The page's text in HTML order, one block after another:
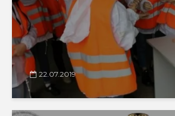
22.07.2019